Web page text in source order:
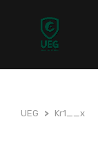
UEG > Kr1__x